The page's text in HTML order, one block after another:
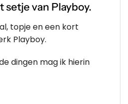
setje van Playboy.
topje en een kort
Playboy.
dingen mag ik hierin